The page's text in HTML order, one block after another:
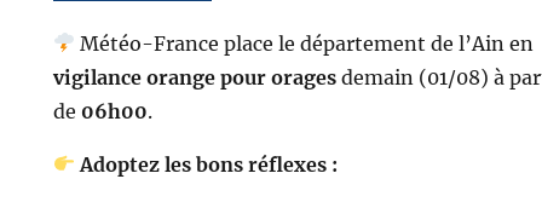
Météo-France place le département de l’Ain en
vigilance orange pour oragesdemain (01/08) à
de 06h00.
Adoptez les bons réflexes :